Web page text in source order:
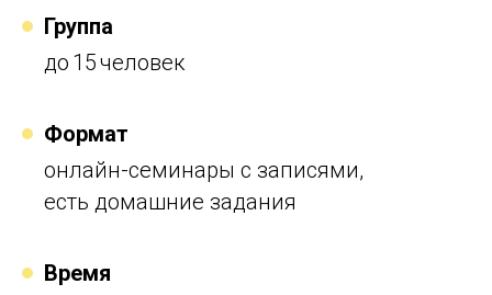
Группа
до 15 человек
Формат
онлайн-семинары с записями,
есть домашние задания
Время